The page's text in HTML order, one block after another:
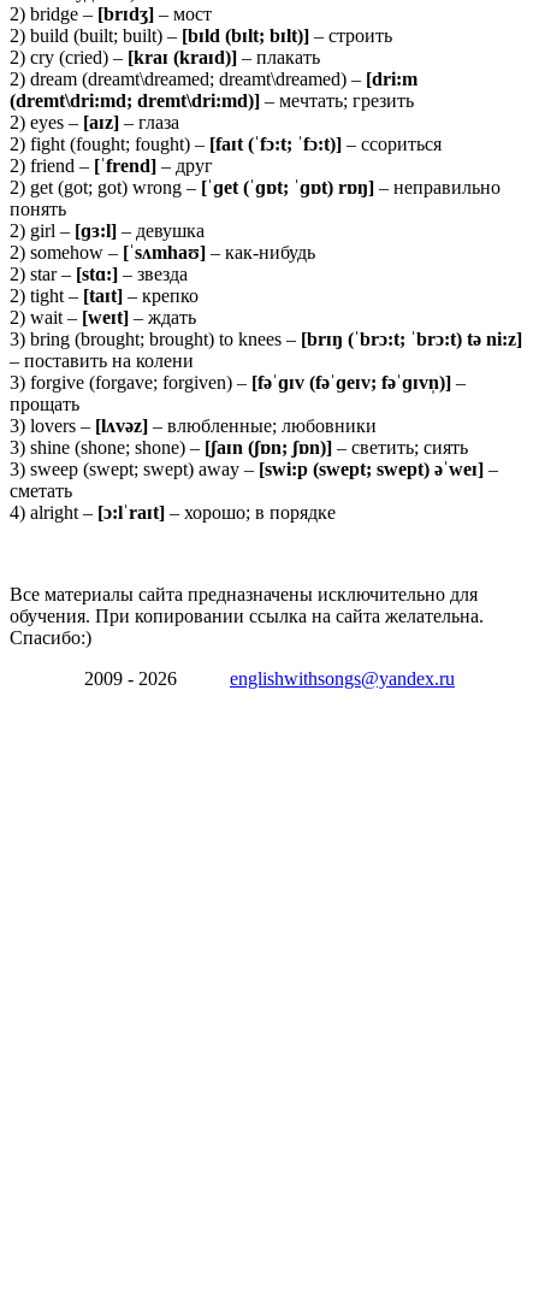
2) bridge – [brɪdʒ] – мост
2) build (built; built) – [bɪld (bɪlt; bɪlt)] – строить
2) cry (cried) – [kraɪ (kraɪd)] – плакать
2) dream (dreamt\dreamed; dreamt\dreamed) – [dri:m
(dremt\dri:md; dremt\dri:md)] – мечтать; грезить
2) eyes – [aɪz] – глаза
2) fight (fought; fought) – [faɪt (ˈfɔ:t; ˈfɔ:t)] – ссориться
2) friend – [ˈfrend] – друг
2) get (got; got) wrong – [ˈɡet (ˈɡɒt; ˈɡɒt) rɒŋ] – неправильно
понять
2) girl – [ɡɜ:l] – девушка
2) somehow – [ˈsʌmhaʊ] – как-нибудь
2) star – [stɑ:] – звезда
2) tight – [taɪt] – крепко
2) wait – [weɪt] – ждать
3) bring (brought; brought) to knees – [brɪŋ (ˈbrɔ:t; ˈbrɔ:t) tə ni:z]
– поставить на колени
3) forgive (forgave; forgiven) – [fəˈɡɪv (fəˈɡeɪv; fəˈɡɪvn̩)] –
прощать
3) lovers – [lʌvəz] – влюбленные; любовники
3) shine (shone; shone) – [ʃaɪn (ʃɒn; ʃɒn)] – светить; сиять
3) sweep (swept; swept) away – [swi:p (swept; swept) əˈweɪ] –
сметать
4) alright – [ɔ:lˈraɪt] – хорошо; в порядке
Все материалы сайта предназначены исключительно для
обучения. При копировании ссылка на сайта желательна.
Спасибо:)
2009 - 2026 englishwithsongs@yandex.ru